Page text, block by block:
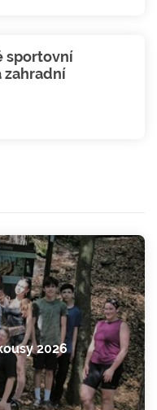
sportovní
zahradní
2026